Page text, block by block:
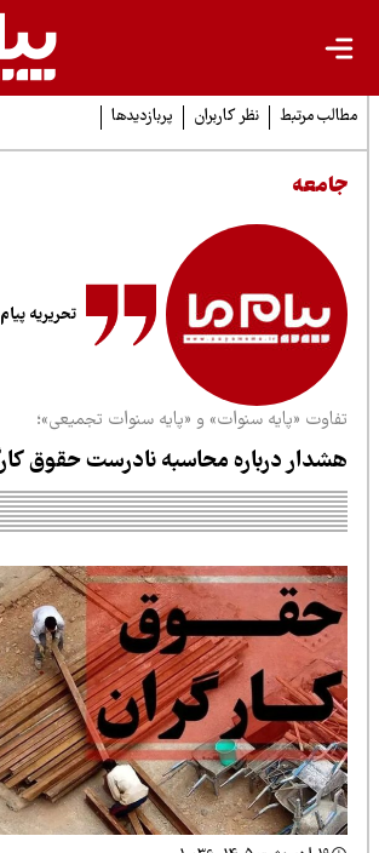
مرتبط نظر کاربران پربازدیدها
تحریریه پیام ما
«پایه سنوات» و «پایه سنوات تجمیعی»؛
درباره محاسبه نادرست حقوق کارگران